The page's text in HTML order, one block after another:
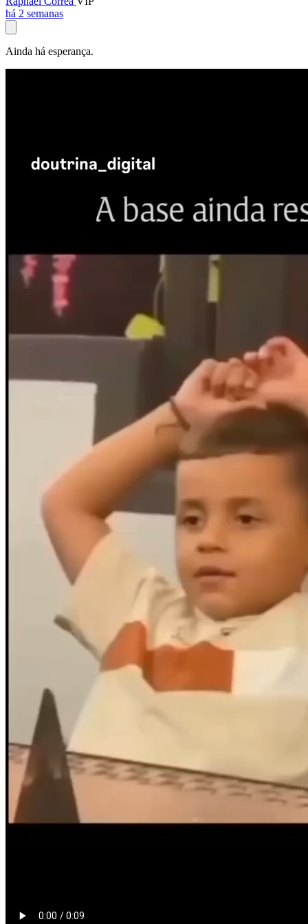
há 2 semanas
Ainda há esperança.